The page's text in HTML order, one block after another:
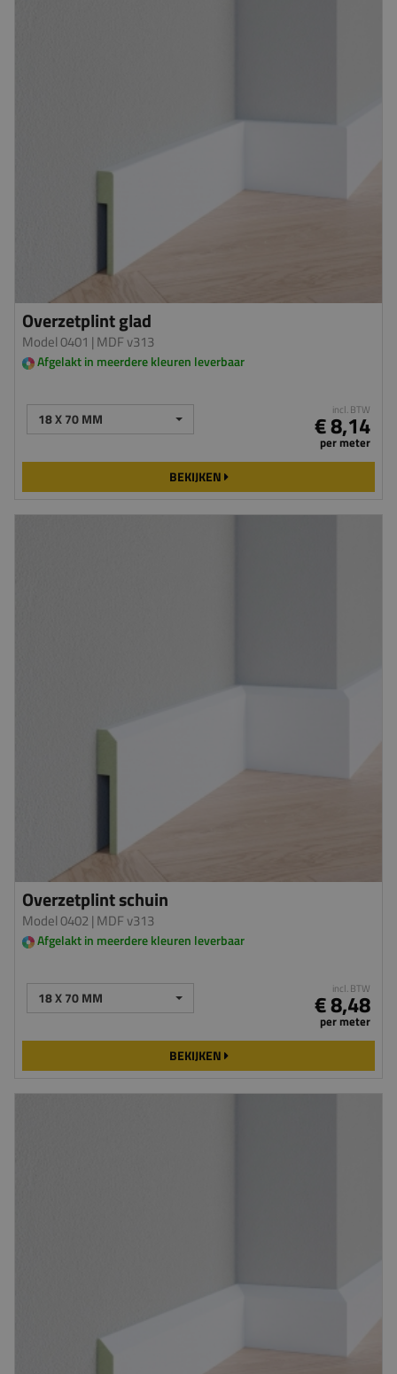
Overzetplint glad
Model 0401 | MDF v313
Afgelakt in meerdere kleuren leverbaar
18 X 70 MM incl. BTW
€ 8,14
per meter
BEKIJKEN
Overzetplint schuin
Model 0402| MDF v313
Afgelakt in meerdere kleuren leverbaar
18 X 70 MM incl. BTW
€ 8,48
per meter
BEKIJKEN